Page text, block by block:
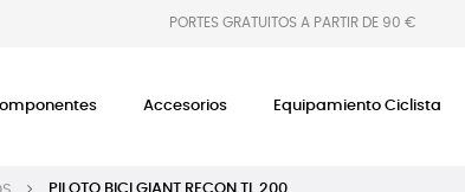
PORTES GRATUITOS A PARTIR DE 90 €
Accesorios Equipamiento Ciclista